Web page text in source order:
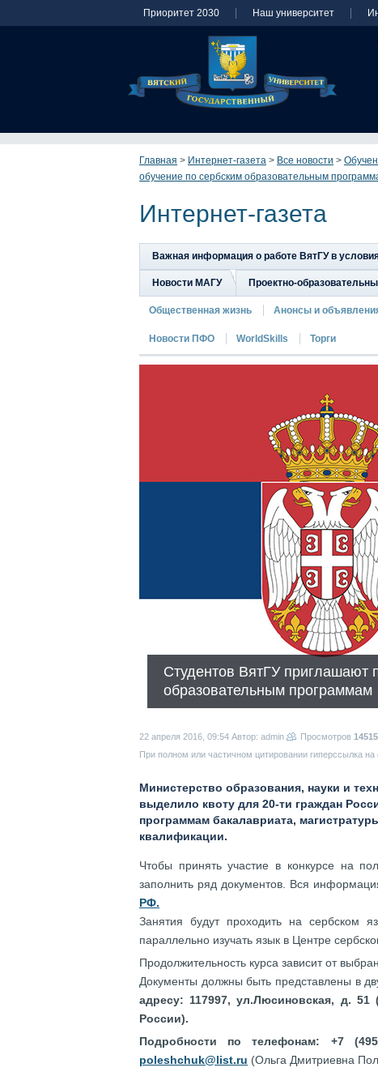
Приоритет 2030 Наш университет
Главная > Интернет-газета > Все новости >
обучение по сербским образовательным
Интернет-газета
Важная информация о работе ВятГУ в
Новости МАГУ Проектно-
Общественная жизнь Анонсы и
Новости ПФО WorldSkills Торги
Студентов ВятГУ приглашают
образовательным программам
22 апреля 2016, 09:54 Автор: admin Просмотров 14515
При полном или частичном цитировании гиперссылка на
Министерство образования, науки и
выделило квоту для 20-ти граждан
программам бакалавриата,
квалификации.
Чтобы принять участие в конкурсе на
заполнить ряд документов. Вся
РФ.
Занятия будут проходить на сербском
параллельно изучать язык в Центре
Продолжительность курса зависит от
Документы должны быть представлены в
адресу: 117997, ул.Люсиновская, д.
России).
Подробности по телефонам: +7
poleshchuk@list.ru (Ольга Дмитриевна